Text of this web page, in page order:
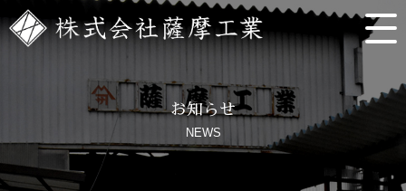
お知らせ
NEWS